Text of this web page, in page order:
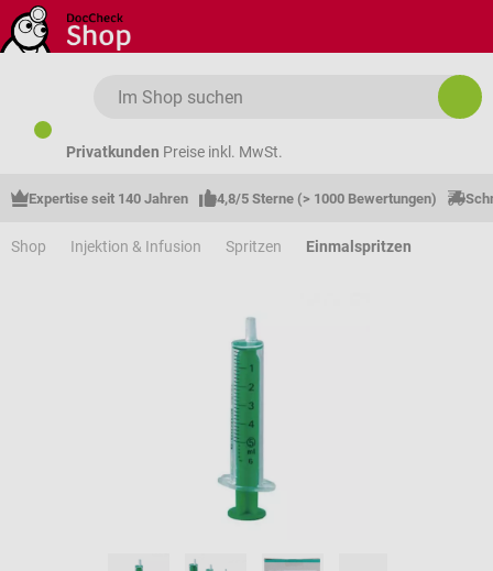
Zum Hauptinhalt springen
Privatkunden Preise inkl. MwSt.
Expertise seit 140 Jahren 4,8/5 Sterne (> 1000 Bewertungen)
Shop Injektion & Infusion Spritzen Einmalspritzen